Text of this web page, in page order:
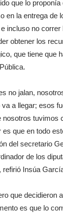
que lo
en la entrega de
incluso no
obtener los
que tiene que
no jalan,
a llegar; esos
nosotros tuvimos
que en todo
del secretario
de los
refirió Insúa
que decidieron
es que lo